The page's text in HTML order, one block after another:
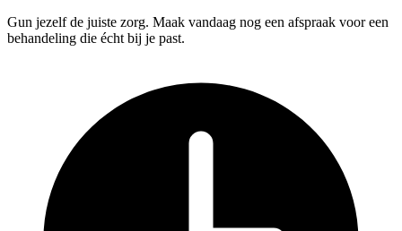
Gun jezelf de juiste zorg. Maak vandaag nog een afspraak voor een
behandeling die écht bij je past.